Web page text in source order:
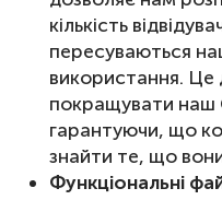
кількість
пересуваються
використання.
покращувати наш
гарантуючи, що
знайти те, що
Функціональні